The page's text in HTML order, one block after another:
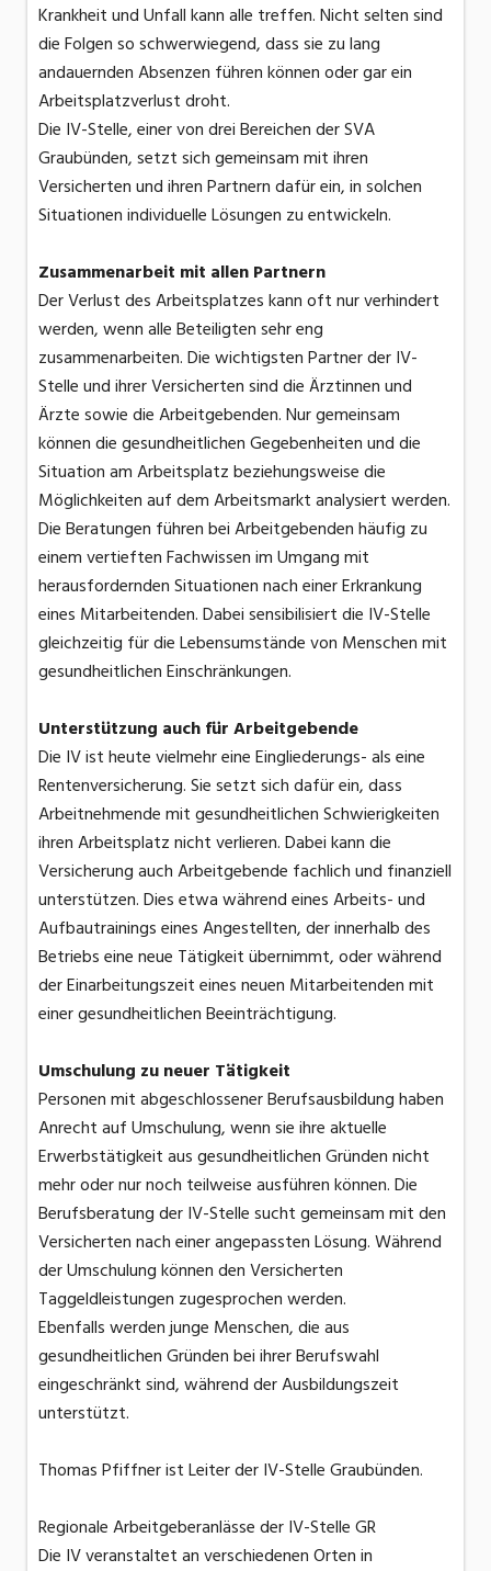
Krankheit und Unfall kann alle treffen. Nicht selten sind
die Folgen so schwerwiegend, dass sie zu lang
andauernden Absenzen führen können oder gar ein
Arbeitsplatzverlust droht.
Die IV-Stelle, einer von drei Bereichen der SVA
Graubünden, setzt sich gemeinsam mit ihren
Versicherten und ihren Partnern dafür ein, in solchen
Situationen individuelle Lösungen zu entwickeln.
Zusammenarbeit mit allen Partnern
Der Verlust des Arbeitsplatzes kann oft nur verhindert
werden, wenn alle Beteiligten sehr eng
zusammenarbeiten. Die wichtigsten Partner der IV-
Stelle und ihrer Versicherten sind die Ärztinnen und
Ärzte sowie die Arbeitgebenden. Nur gemeinsam
können die gesundheitlichen Gegebenheiten und die
Situation am Arbeitsplatz beziehungsweise die
Möglichkeiten auf dem Arbeitsmarkt analysiert werden.
Die Beratungen führen bei Arbeitgebenden häufig zu
einem vertieften Fachwissen im Umgang mit
herausfordernden Situationen nach einer Erkrankung
eines Mitarbeitenden. Dabei sensibilisiert die IV-Stelle
gleichzeitig für die Lebensumstände von Menschen mit
gesundheitlichen Einschränkungen.
Unterstützung auch für Arbeitgebende
Die IV ist heute vielmehr eine Eingliederungs- als eine
Rentenversicherung. Sie setzt sich dafür ein, dass
Arbeitnehmende mit gesundheitlichen Schwierigkeiten
ihren Arbeitsplatz nicht verlieren. Dabei kann die
Versicherung auch Arbeitgebende fachlich und finanziell
unterstützen. Dies etwa während eines Arbeits- und
Aufbautrainings eines Angestellten, der innerhalb des
Betriebs eine neue Tätigkeit übernimmt, oder während
der Einarbeitungszeit eines neuen Mitarbeitenden mit
einer gesundheitlichen Beeinträchtigung.
Umschulung zu neuer Tätigkeit
Personen mit abgeschlossener Berufsausbildung haben
Anrecht auf Umschulung, wenn sie ihre aktuelle
Erwerbs­tätigkeit aus gesundheitlichen Gründen nicht
mehr oder nur noch teilweise ausführen können. Die
Berufsberatung der IV-Stelle sucht gemeinsam mit den
Versicherten nach einer angepassten Lösung. Während
der Umschulung können den Versicherten
Taggeldleistungen zugesprochen werden.
Ebenfalls werden junge Menschen, die aus
gesundheitlichen Gründen bei ihrer Berufswahl
eingeschränkt sind, während der Ausbildungszeit
unterstützt.
Thomas Pfiffner ist Leiter der IV-Stelle Graubünden.
Regionale Arbeitgeberanlässe der IV-Stelle GR
Die IV veranstaltet an verschiedenen Orten in